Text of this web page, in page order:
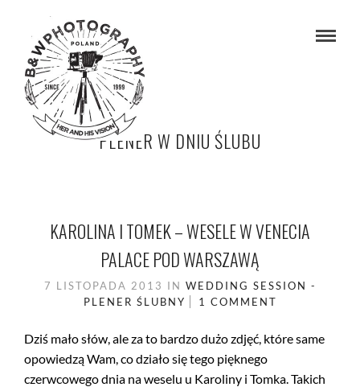
PLENER W DNIU ŚLUBU
KAROLINA I TOMEK – WESELE W VENECIA
PALACE POD WARSZAWĄ
7 LISTOPADA 2013 IN WEDDING SESSION -
PLENER ŚLUBNY
1 COMMENT
Dziś mało słów, ale za to bardzo dużo zdjęć, które same
opowiedzą Wam, co działo się tego pięknego
czerwcowego dnia na weselu u Karoliny i Tomka. Takich